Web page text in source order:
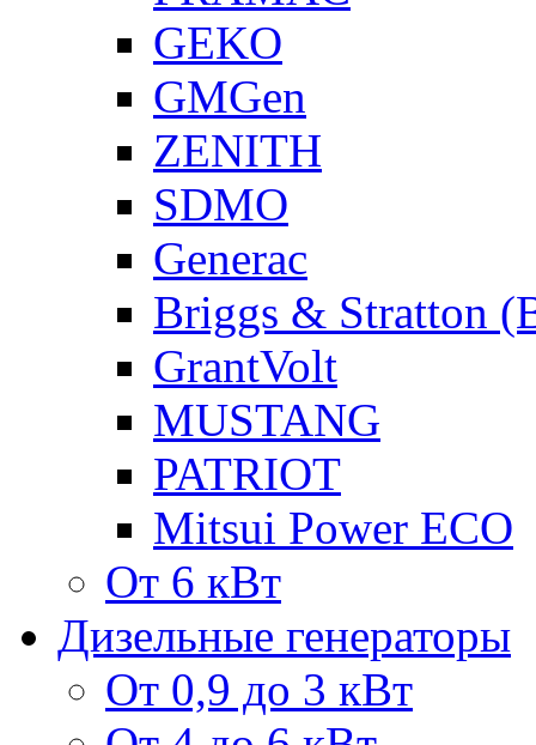
GEKO
GMGen
ZENITH
SDMO
Generac
Briggs & Stratton
GrantVolt
MUSTANG
PATRIOT
Mitsui Power ECO
От 6 кВт
Дизельные генераторы
От 0,9 до 3 кВт